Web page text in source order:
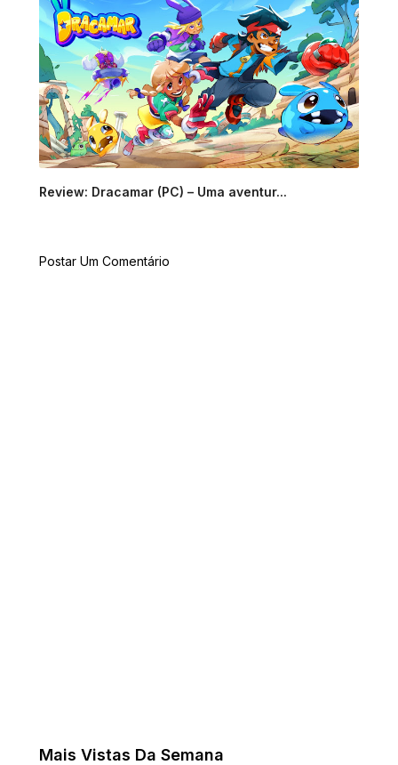
Review: Dracamar (PC) – Uma aventur...
Postar Um Comentário
Mais Vistas Da Semana